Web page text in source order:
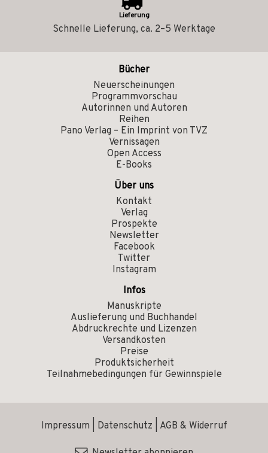
Lieferung
Schnelle Lieferung, ca. 2–5 Werktage
Bücher
Neuerscheinungen
Programmvorschau
Autorinnen und Autoren
Reihen
Pano Verlag – Ein Imprint von TVZ
Vernissagen
Open Access
E-Books
Über uns
Kontakt
Verlag
Prospekte
Newsletter
Facebook
Twitter
Instagram
Infos
Manuskripte
Auslieferung und Buchhandel
Abdruckrechte und Lizenzen
Versandkosten
Preise
Produktsicherheit
Teilnahmebedingungen für Gewinnspiele
Impressum Datenschutz AGB & Widerruf